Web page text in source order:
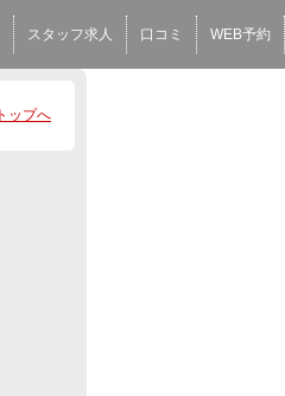
スタッフ求人 口コミ WEB予約
ップへ